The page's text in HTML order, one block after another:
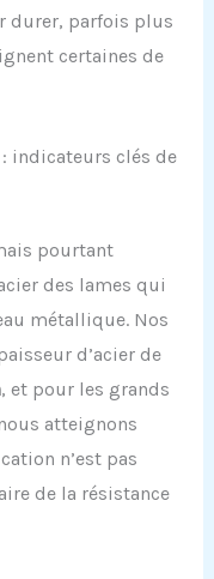
durer, parfois plus
certaines de
indicateurs clés de
pourtant
des lames qui
métallique. Nos
d’acier de
, et pour les grands
atteignons
n’est pas
de la résistance